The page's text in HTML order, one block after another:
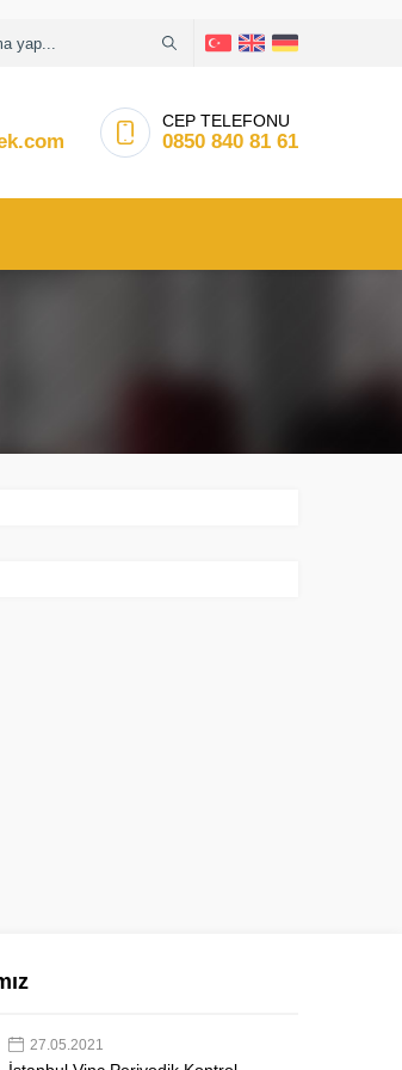
CEP TELEFONU
0850 840 81 61
27.05.2021